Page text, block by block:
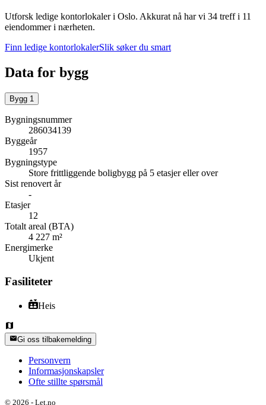
Utforsk ledige kontorlokaler i Oslo. Akkurat nå har vi 34 treff i 11
eiendommer i nærheten.
Finn ledige kontorlokalerSlik søker du smart
Data for bygg
Bygg 1
Bygningsnummer
286034139
Byggeår
1957
Bygningstype
Store frittliggende boligbygg på 5 etasjer eller over
Sist renovert år
-
Etasjer
12
Totalt areal (BTA)
4 227 m²
Energimerke
Ukjent
Fasiliteter
Heis
Gi oss tilbakemelding
Personvern
Informasjonskapsler
Ofte stillte spørsmål
© 2026 - Let.no